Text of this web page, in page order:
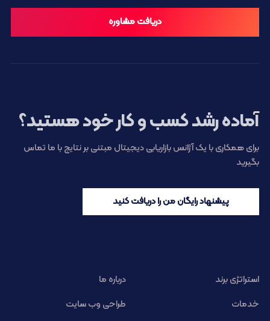
دریافت مشاوره
آماده رشد کسب و کار خود هستید؟
برای همکاری با یک آژانس بازاریابی دیجیتال مبتنی بر نتایج با ما تماس
بگیرید
پیشنهاد رایگان من را دریافت کنید
استراتژی برند
درباره ما
خدمات
طراحی وب سایت